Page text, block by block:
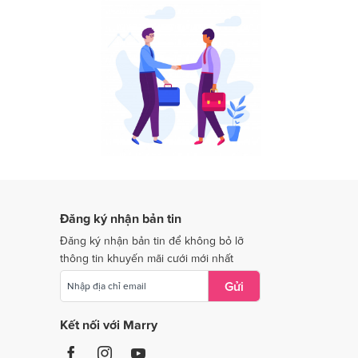
Dịch vụ cưới tại Long An
Dịch vụ cưới tại Ninh Thuận
Dịch vụ cưới tại Quảng Nam
Dịch vụ cưới tại Quảng Trị
Dịch vụ cưới tại Thái Nguyên
Dịch vụ cưới tại Bắc Giang
Đăng ký nhận bản tin
Đăng ký nhận bản tin để không bỏ lỡ
thông tin khuyến mãi cưới mới nhất
Gửi
Kết nối với Marry